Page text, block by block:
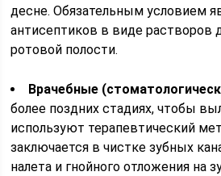
десне. Обязательным условием
антисептиков в виде растворов
ротовой полости.
Врачебные
более поздних стадиях, чтобы
используют терапевтический
заключается в чистке зубных
налета и гнойного отложения на